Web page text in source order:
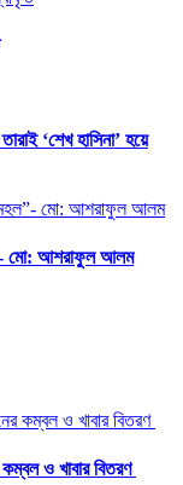
‘শেখ হাসিনা’ হয়ে
মো: আশরাফুল আলম
ও খাবার বিতরণ